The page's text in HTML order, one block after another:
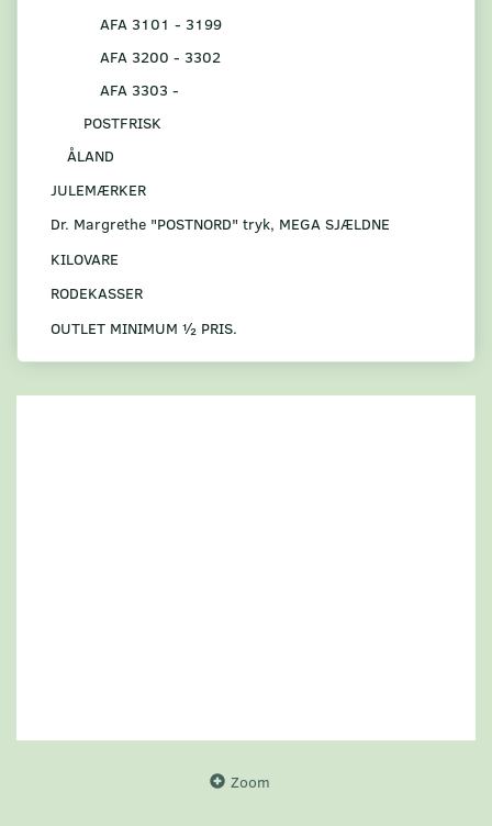
AFA 3101 - 3199
AFA 3200 - 3302
AFA 3303 -
POSTFRISK
ÅLAND
JULEMÆRKER
Dr. Margrethe "POSTNORD" tryk, MEGA SJÆLDNE
KILOVARE
RODEKASSER
OUTLET MINIMUM ½ PRIS.
Zoom